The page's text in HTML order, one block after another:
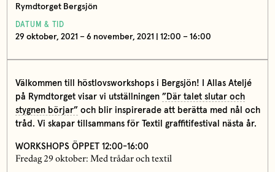
Rymdtorget Bergsjön
DATUM & TID
29 oktober, 2021 – 6 november, 2021 | 12:00 – 16:00
Välkommen till höstlovsworkshops i Bergsjön! I Allas Ateljé
på Rymdtorget visar vi utställningen ”Där talet slutar och
stygnen börjar” och blir inspirerade att berätta med nål och
tråd. Vi skapar tillsammans för Textil graffitifestival nästa år.
WORKSHOPS ÖPPET 12:00-16:00
Fredag 29 oktober: Med trådar och textil